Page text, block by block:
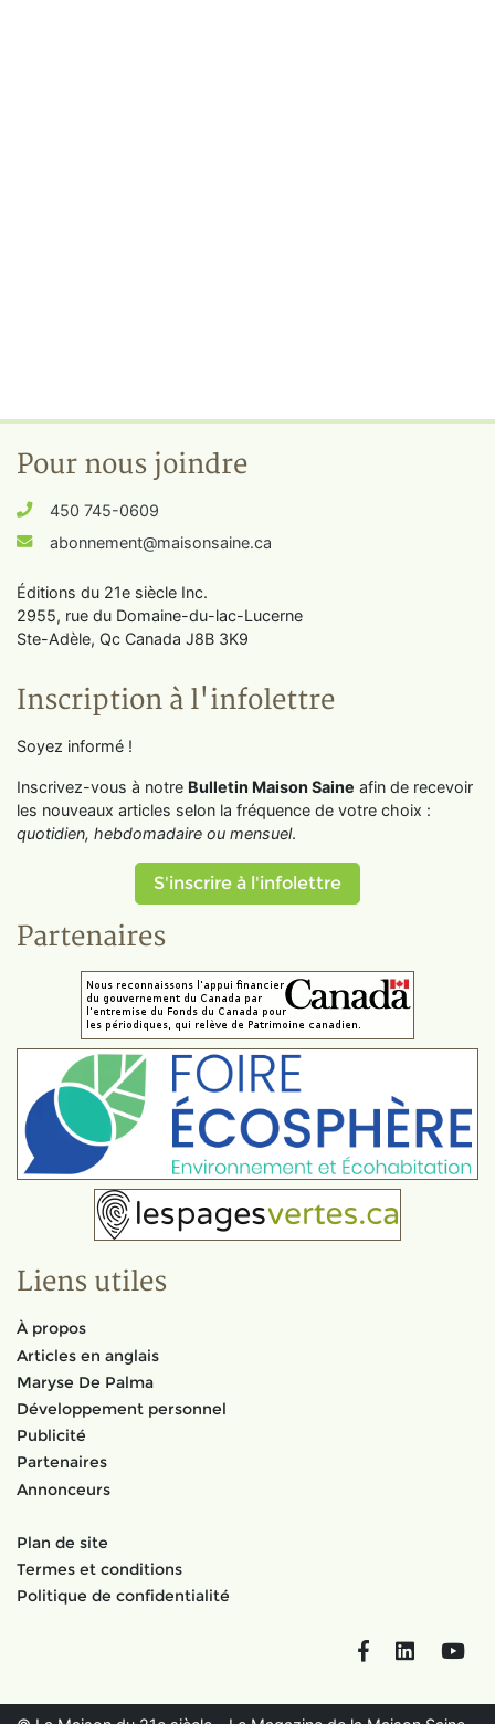
Pour nous joindre
450 745-0609
abonnement@maisonsaine.ca
Éditions du 21e siècle Inc.
2955, rue du Domaine-du-lac-Lucerne
Ste-Adèle, Qc Canada J8B 3K9
Inscription à l'infolettre
Soyez informé !
Inscrivez-vous à notre Bulletin Maison Saine afin de recevoir
les nouveaux articles selon la fréquence de votre choix :
quotidien, hebdomadaire ou mensuel.
S'inscrire à l'infolettre
Partenaires
Liens utiles
À propos
Articles en anglais
Maryse De Palma
Développement personnel
Publicité
Partenaires
Annonceurs
Plan de site
Termes et conditions
Politique de confidentialité
FacebookLinkedIn